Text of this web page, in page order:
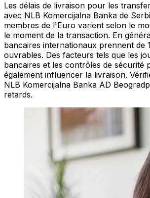
Les délais de livraison pour les
avec NLB Komercijalna Banka de
membres de l'Euro varient selon le
le moment de la transaction. En
bancaires internationaux prennent de
ouvrables. Des facteurs tels que les
bancaires et les contrôles de sécurité
également influencer la livraison.
NLB Komercijalna Banka AD
retards.